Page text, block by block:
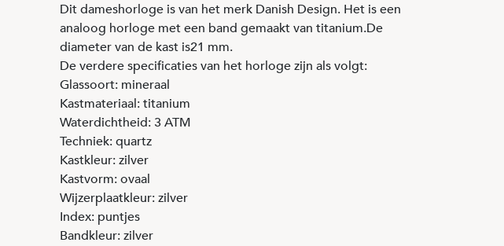
Dit dameshorloge is van het merk Danish Design. Het is een
analoog horloge met een band gemaakt van titanium.De
diameter van de kast is21 mm.
De verdere specificaties van het horloge zijn als volgt:
Glassoort: mineraal
Kastmateriaal: titanium
Waterdichtheid: 3 ATM
Techniek: quartz
Kastkleur: zilver
Kastvorm: ovaal
Wijzerplaatkleur: zilver
Index: puntjes
Bandkleur: zilver